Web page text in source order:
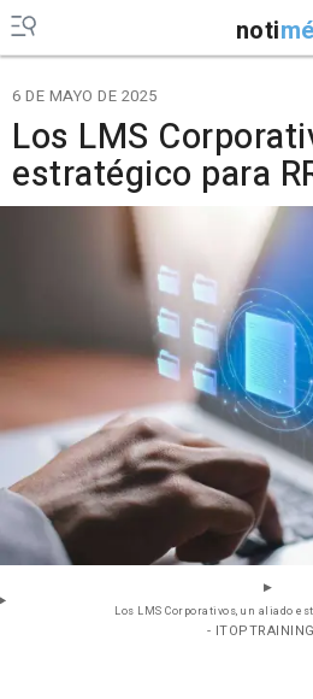
noti
6 DE MAYO DE 2025
Los LMS
estratégico para
Los LMS Corporativos, un aliado
- ITOPTRAINING